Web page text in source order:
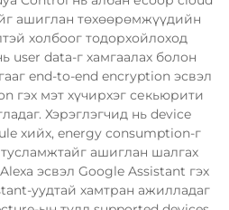
ашиглан төхөөрөмжүүдийн
холбоог тодорхойлоход
user data-г хамгаалах болон
end-to-end encryption эсвэл
гэх мэт хүчирхэг секьюрити
Хэрэглэгчид нь device
хийх, energy consumption-г
ашиглан шалгах
эсвэл Google Assistant гэх
уудтай хамтран ажилладаг